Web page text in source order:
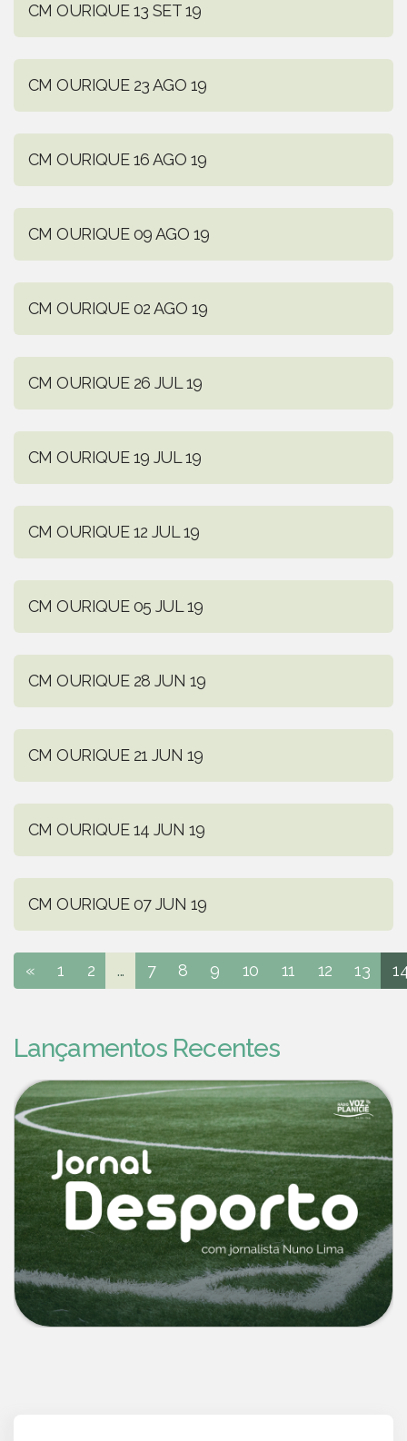
CM OURIQUE 13 SET 19
CM OURIQUE 23 AGO 19
CM OURIQUE 16 AGO 19
CM OURIQUE 09 AGO 19
CM OURIQUE 02 AGO 19
CM OURIQUE 26 JUL 19
CM OURIQUE 19 JUL 19
CM OURIQUE 12 JUL 19
CM OURIQUE 05 JUL 19
CM OURIQUE 28 JUN 19
CM OURIQUE 21 JUN 19
CM OURIQUE 14 JUN 19
CM OURIQUE 07 JUN 19
« 1 2 ... 7 8 9 10 11 12 13
Lançamentos Recentes